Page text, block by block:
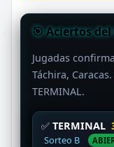
🎯 Aciertos
Jugadas
Táchira,
TERMINAL.
✅ TERMINAL
Sorteo B